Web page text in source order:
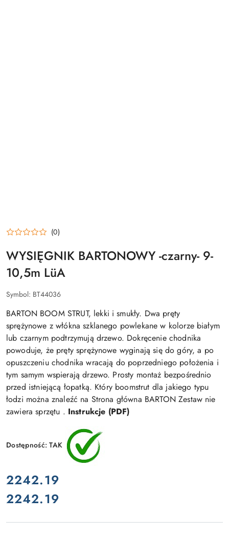
(0)
WYSIĘGNIK BARTONOWY -czarny- 9-
10,5m LüA
Symbol: BT44036
BARTON BOOM STRUT, lekki i smukły. Dwa pręty
sprężynowe z włókna szklanego powlekane w kolorze białym
lub czarnym podtrzymują drzewo. Dokręcenie chodnika
powoduje, że pręty sprężynowe wyginają się do góry, a po
opuszczeniu chodnika wracają do poprzedniego położenia i
tym samym wspierają drzewo. Prosty montaż bezpośrednio
przed istniejącą łopatką. Który boomstrut dla jakiego typu
łodzi można znaleźć na Strona główna BARTON Zestaw nie
zawiera sprzętu . Instrukcje (PDF)
Dostępność:TAK
cena:
2242.19
Cena:
2242.19